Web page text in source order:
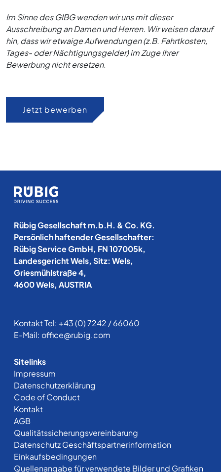
Im Sinne des GIBG wenden wir uns mit dieser
Ausschreibung an Damen und Herren. Wir weisen darauf
hin, dass wir etwaige Aufwendungen (z.B. Fahrtkosten,
Tages- oder Nächtigungsgelder) im Zuge Ihrer
Bewerbung nicht ersetzen.
Jetzt bewerben
Rübig Gesellschaft m.b.H. & Co. KG.
Persönlich haftender Gesellschafter:
Rübig Service GmbH, FN 107005k,
Landesgericht Wels, Sitz: Wels,
Griesmühlstraße 4,
4600 Wels, AUSTRIA
Kontakt Tel: +43 (0) 7242 / 66060
E-Mail: office@rubig.com
Sitelinks
Impressum
Datenschutzerklärung
Code of Conduct
Kontakt
AGB
Qualitätssicherungsvereinbarung
Datenschutz Geschäftspartnerinformation
Einkaufsbedingungen
Quellenangabe für verwendete Bilder und Grafiken